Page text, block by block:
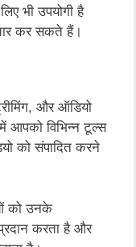
लिए भी उपयोगी है
कर सकते हैं।
, और ऑडियो
आपको विभिन्न टूल्स
को संपादित करने
को उनके
करता है और